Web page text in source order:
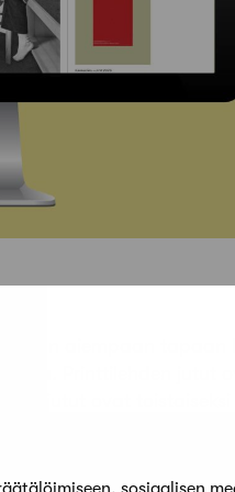
Printtilehden jutut
ovat toistaiseksi
Uusien verkkosivujen
jäsentiedoillaan.